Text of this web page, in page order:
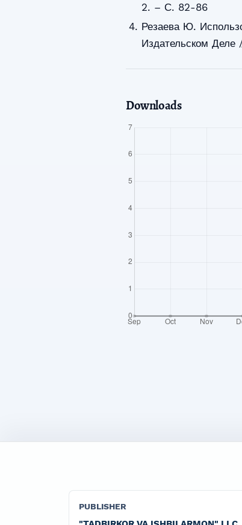
2. – С. 82-86
Резаева Ю.
Издательском
Downloads
PUBLISHER